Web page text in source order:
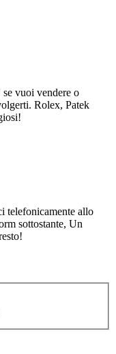
se vuoi vendere o
Rolex, Patek
telefonicamente allo
sottostante, Un